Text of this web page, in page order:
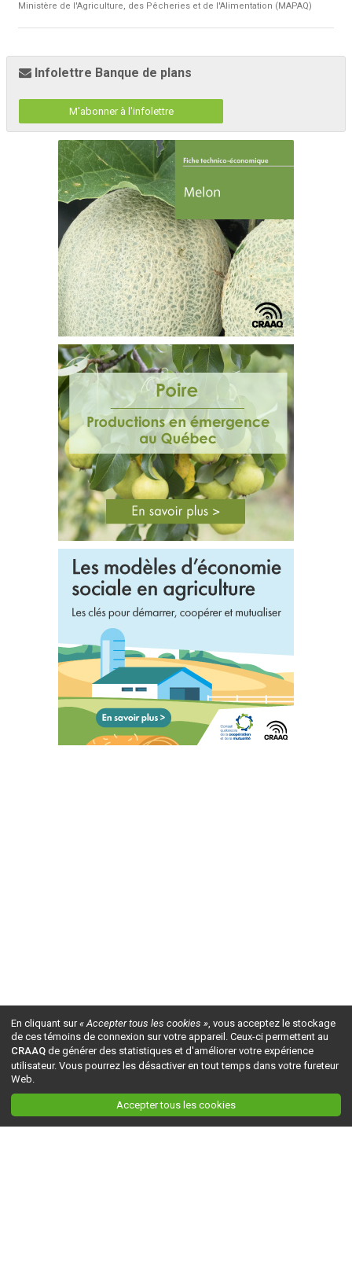
Ministère de l'Agriculture, des Pêcheries et de l'Alimentation (MAPAQ)
Infolettre Banque de plans
M'abonner à l'infolettre
En cliquant sur« Accepter tous les cookies », vous acceptez le stockage
de ces témoins de connexion sur votre appareil. Ceux-ci permettent au
CRAAQ de générer des statistiques et d'améliorer votre expérience
utilisateur. Vous pourrez les désactiver en tout temps dans votre fureteur
Web.
Accepter tous les cookies